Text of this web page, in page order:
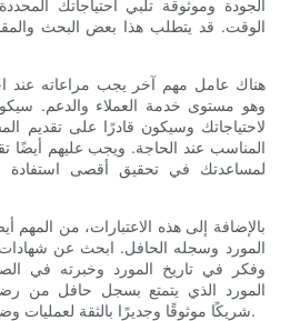
الجودة وموثوقة تلبي احتياجاتك
الوقت. قد يتطلب هذا بعض البحث
هناك عامل مهم آخر يجب مراعاته عند
لاحتياجاتك وسيكون قادرًا على تقديم
المناسب عند الحاجة. ويجب عليهم
لمساعدتك في تحقيق أقصى
بالإضافة إلى هذه الاعتبارات، من المهم
المورد وسجله الحافل. ابحث عن شهادات
وفكر في تاريخ المورد وخبرته في
المورد الذي يتمتع بسجل حافل من رضا
شريكًا موثوقًا وجديرًا بالثقة لعمليات وضع العلامات بالليزر الخاصة بك.